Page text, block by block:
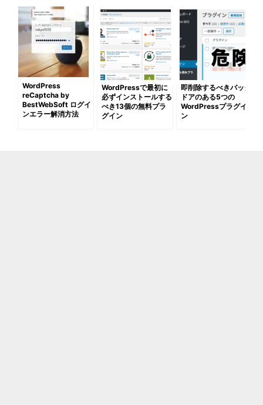
WordPress
reCaptcha by
BestWebSoft ログイ
ンエラー解消方法
WordPressで最初に
必ずインストールする
べき13個の無料プラ
グイン
即削除するべきバック
ドアのある5つの
WordPressプラグイ
ン